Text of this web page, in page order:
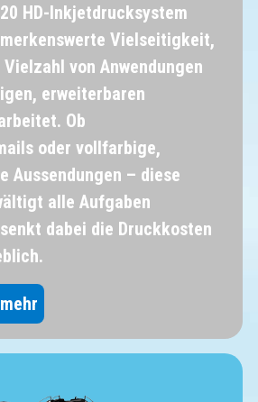
HD-Inkjetdrucksystem
Vielseitigkeit,
von Anwendungen
erweiterbaren
Ob
oder vollfarbige,
Aussendungen – diese
alle Aufgaben
dabei die Druckkosten